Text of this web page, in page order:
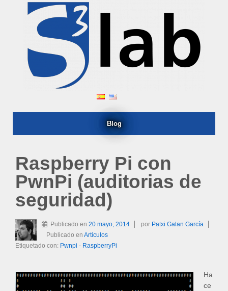
Blog
Raspberry Pi con
PwnPi (auditorias de
seguridad)
Publicado en 20 mayo, 2014 por Patxi Galan García
Publicado en Articulos
Etiquetado con: Pwnpi - RaspberryPi
Ha
ce